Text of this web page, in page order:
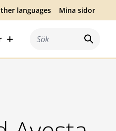
languages Mina sidor
Sök efter: